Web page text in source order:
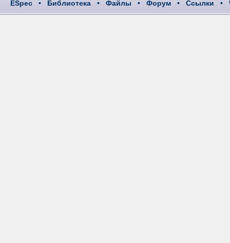
ESpec • Библиотека • Файлы • Форум • Ссылки •